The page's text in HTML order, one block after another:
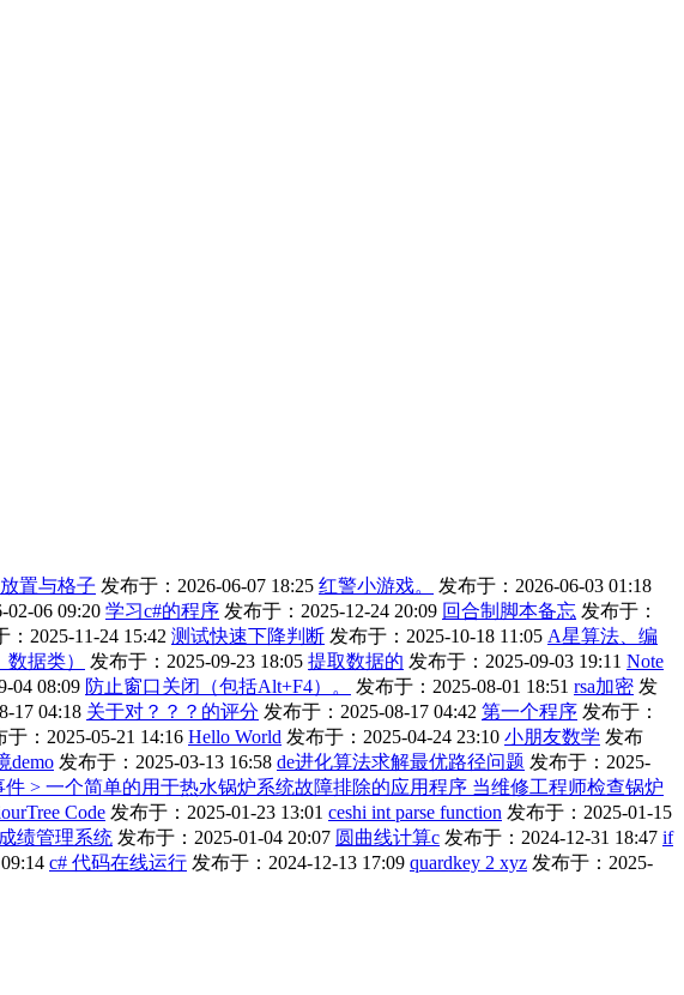
放置与格子 发布于：2026-06-07 18:25 红警小游戏。
发布于：2026-06-03 01:18
02-06 09:20 学习c#的程序 发布于：2025-12-24 20:09 回合制脚本备忘 发布于：
：2025-11-24 15:42 测试快速下降判断 发布于：2025-10-18 11:05 A星算法、编
据类） 发布于：2025-09-23 18:05 提取数据的 发布于：2025-09-03 19:11 Note
04 08:09 防止窗口关闭（包括Alt+F4）。 发布于：2025-08-01 18:51 rsa加密 发
17 04:18 关于对？？？的评分 发布于：2025-08-17 04:42 第一个程序 发布于：
于：2025-05-21 14:16 Hello World 发布于：2025-04-24 23:10 小朋友数学 发布
demo 发布于：2025-03-13 16:58 de进化算法求解最优路径问题 发布于：2025-
件 > 一个简单的用于热水锅炉系统故障排除的应用程序 当维修工程师检查锅炉
Code 发布于：2025-01-23 13:01 ceshi int parse function 发布于：2025-01-15
绩管理系统 发布于：2025-01-04 20:07 圆曲线计算c 发布于：2024-12-31 18:47 if
c# 代码在线运行 发布于：2024-12-13 17:09 quardkey 2 xyz 发布于：2025-